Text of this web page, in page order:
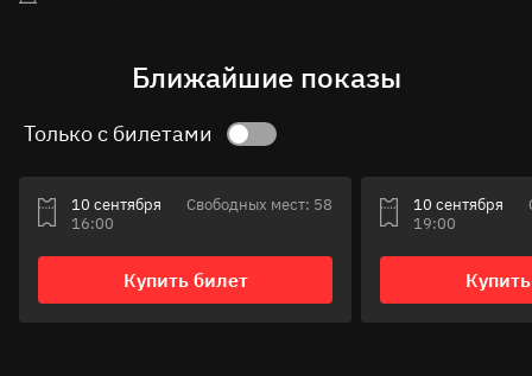
Ближайшие показы
Только с билетами
10 сентября
16:00
Свободных мест: 58
Купить билет
10 сентября
19:00